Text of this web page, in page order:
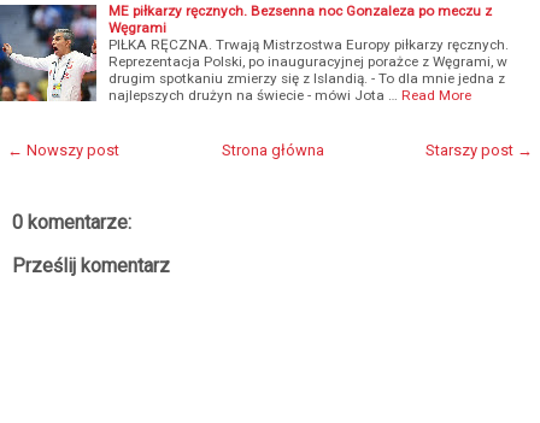
ME piłkarzy ręcznych. Bezsenna noc Gonzaleza po meczu z
Węgrami
PIŁKA RĘCZNA. Trwają Mistrzostwa Europy piłkarzy ręcznych.
Reprezentacja Polski, po inauguracyjnej porażce z Węgrami, w
drugim spotkaniu zmierzy się z Islandią. - To dla mnie jedna z
najlepszych drużyn na świecie - mówi Jota …
Read More
← Nowszy post Starszy post →
Strona główna
0 komentarze:
Prześlij komentarz